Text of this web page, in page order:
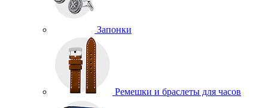
Запонки
Ремешки и браслеты для часов